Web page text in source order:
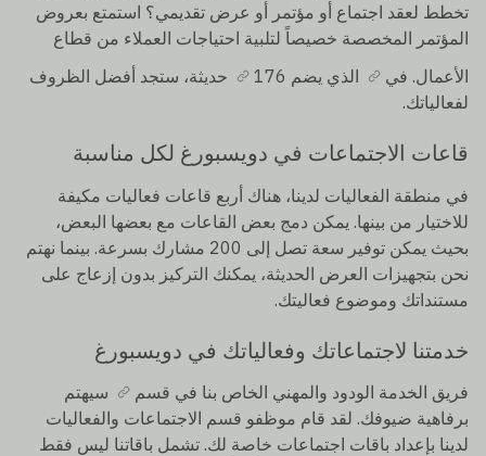
تخطط لعقد اجتماع أو مؤتمر أو عرض تقديمي؟ استمتع بعروض
المؤتمر المخصصة خصيصاً لتلبية احتياجات العملاء من قطاع
الأعمال. في
الذي يضم 176
حديثة، ستجد أفضل الظروف
لفعالياتك.
قاعات الاجتماعات في دويسبورغ لكل مناسبة
في منطقة الفعاليات لدينا، هناك أربع قاعات فعاليات مكيفة
للاختيار من بينها. يمكن دمج بعض القاعات مع بعضها البعض،
بحيث يمكن توفير سعة تصل إلى 200 مشارك بسرعة. بينما نهتم
نحن بتجهيزات العرض الحديثة، يمكنك التركيز بدون إزعاج على
مستنداتك وموضوع فعاليتك.
خدمتنا لاجتماعاتك وفعالياتك في دويسبورغ
فريق الخدمة الودود والمهني الخاص بنا في قسم
سيهتم
برفاهية ضيوفك. لقد قام موظفو قسم الاجتماعات والفعاليات
لدينا بإعداد باقات اجتماعات خاصة لك. تشمل باقاتنا ليس فقط